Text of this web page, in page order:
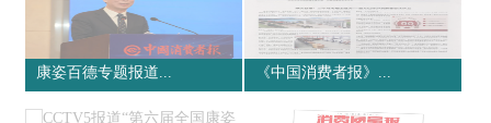
康姿百德专题报道... 《中国消费者报》...